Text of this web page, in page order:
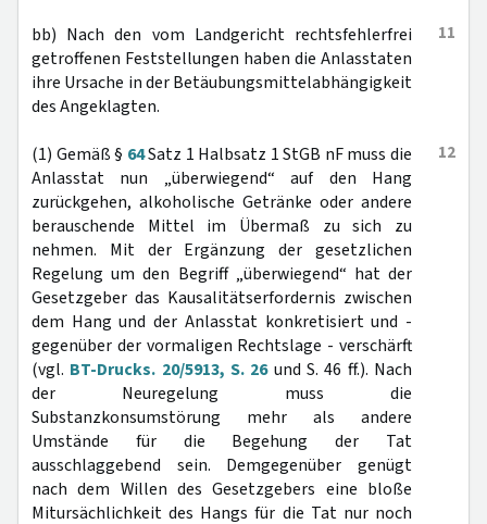
11
bb) Nach den vom Landgericht rechtsfehlerfrei
getroffenen Feststellungen haben die Anlasstaten
ihre Ursache in der Betäubungsmittelabhängigkeit
des Angeklagten.
12
(1) Gemäß § 64Satz 1 Halbsatz 1 StGB nF muss die
Anlasstat nun „überwiegend“ auf den Hang
zurückgehen, alkoholische Getränke oder andere
berauschende Mittel im Übermaß zu sich zu
nehmen. Mit der Ergänzung der gesetzlichen
Regelung um den Begriff „überwiegend“ hat der
Gesetzgeber das Kausalitätserfordernis zwischen
dem Hang und der Anlasstat konkretisiert und -
gegenüber der vormaligen Rechtslage - verschärft
(vgl. BT-Drucks. 20/5913, S. 26und S. 46 ff.). Nach
der Neuregelung muss die
Substanzkonsumstörung mehr als andere
Umstände für die Begehung der Tat
ausschlaggebend sein. Demgegenüber genügt
nach dem Willen des Gesetzgebers eine bloße
Mitursächlichkeit des Hangs für die Tat nur noch